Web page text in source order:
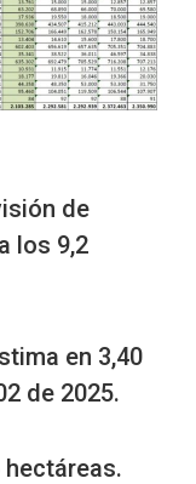
de
los 9,2
en 3,40
de 2025.